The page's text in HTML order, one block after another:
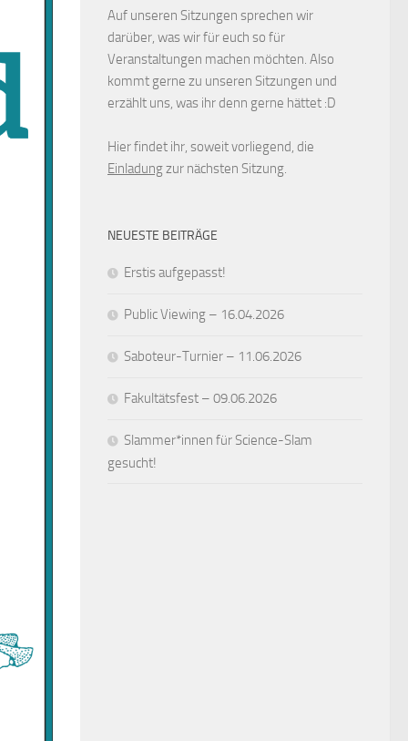
Auf unseren Sitzungen sprechen wir
darüber, was wir für euch so für
Veranstaltungen machen möchten. Also
kommt gerne zu unseren Sitzungen und
erzählt uns, was ihr denn gerne hättet :D
Hier findet ihr, soweit vorliegend, die
Einladungzur nächsten Sitzung.
NEUESTE BEITRÄGE
Erstis aufgepasst!
Public Viewing – 16.04.2026
Saboteur-Turnier – 11.06.2026
Fakultätsfest – 09.06.2026
Slammer*innen für Science-Slam
gesucht!